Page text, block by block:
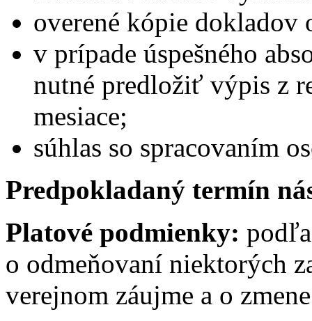
overené kópie dokladov
v prípade úspešného
nutné predložiť výpis z
mesiace;
súhlas so spracovaním
Predpokladaný termín
Platové podmienky:
o odmeňovaní niektorých
verejnom záujme a o